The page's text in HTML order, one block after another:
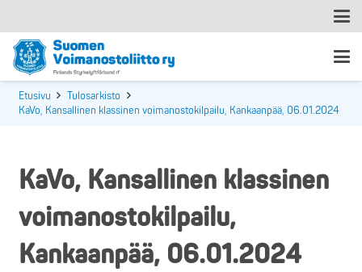
Etusivu
Tulosarkisto
KaVo, Kansallinen klassinen voimanostokilpailu, Kankaanpää, 06.01.2024
KaVo, Kansallinen klassinen
voimanostokilpailu,
Kankaanpää, 06.01.2024